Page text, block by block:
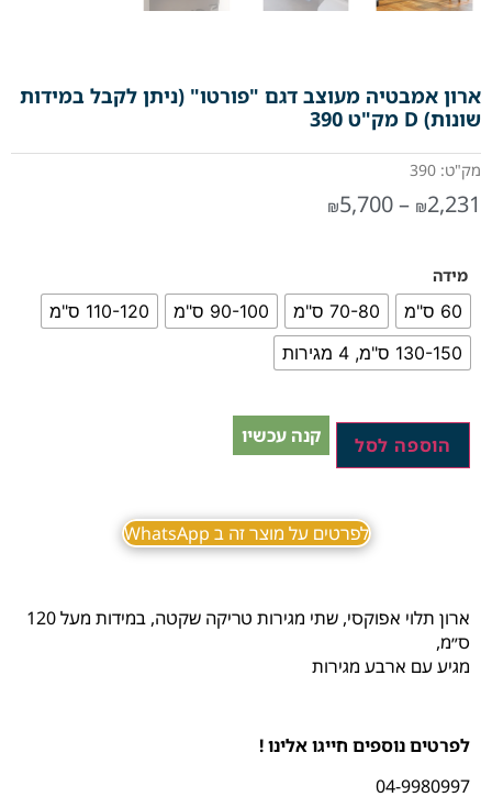
ארון אמבטיה מעוצב דגם "פורטו" (ניתן לקבל במידות
שונות) D מק"ט 390
מק"ט: 390
₪2,231
–
₪5,700
מידה
60 ס"מ 70-80 ס"מ 90-100 ס"מ
110-120 ס"מ
130-150 ס"מ, 4 מגירות
קנה עכשיו הוספה לסל
לפרטים על מוצר זה ב WhatsApp
ארון תלוי אפוקסי, שתי מגירות טריקה שקטה, במידות מעל 120
ס״מ,
מגיע עם ארבע מגירות
לפרטים נוספים חייגו אלינו !
04-9980997